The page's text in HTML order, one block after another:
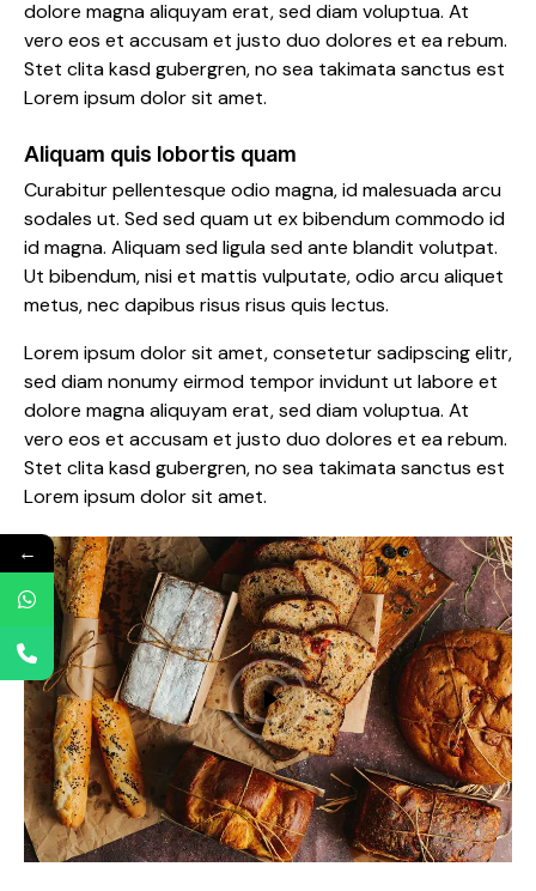
dolore magna aliquyam erat, sed diam voluptua. At
vero eos et accusam et justo duo dolores et ea rebum.
Stet clita kasd gubergren, no sea takimata sanctus est
Lorem ipsum dolor sit amet.
Aliquam quis lobortis quam
Curabitur pellentesque odio magna, id malesuada arcu
sodales ut. Sed sed quam ut ex bibendum commodo id
id magna. Aliquam sed ligula sed ante blandit volutpat.
Ut bibendum, nisi et mattis vulputate, odio arcu aliquet
metus, nec dapibus risus risus quis lectus.
Lorem ipsum dolor sit amet, consetetur sadipscing elitr,
sed diam nonumy eirmod tempor invidunt ut labore et
dolore magna aliquyam erat, sed diam voluptua. At
vero eos et accusam et justo duo dolores et ea rebum.
Stet clita kasd gubergren, no sea takimata sanctus est
Lorem ipsum dolor sit amet.
←